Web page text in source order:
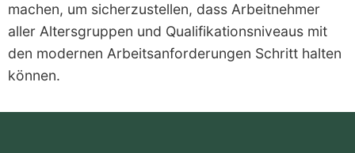
machen, um sicherzustellen, dass Arbeitnehmer
aller Altersgruppen und Qualifikationsniveaus mit
den modernen Arbeitsanforderungen Schritt halten
können.